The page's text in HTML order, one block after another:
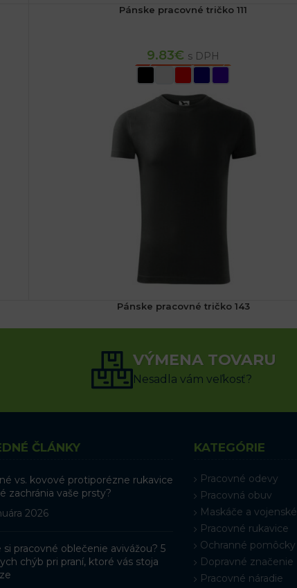
Pánske pracovné tričko 111
9.83€ s DPH
VÝBER MOŽNOSTÍ
Pánske pracovné tričko 143
9.21€ s DPH
VÝBER MOŽNOSTÍ
VÝMENA TOVARU
Nesadla vám veľkosť?
ČLÁNKY
vs. kovové protiporézne rukavice
zachránia vaše prsty?
2026
si pracovné oblečenie avivážou? 5
chýb pri praní, ktoré vás stoja
KATEGÓRIE
Pracovné odevy
Pracovná obuv
Maskáče a vojenské
Pracovné rukavice
Ochranné pomôcky
Dopravné značenie
Pracovné náradie